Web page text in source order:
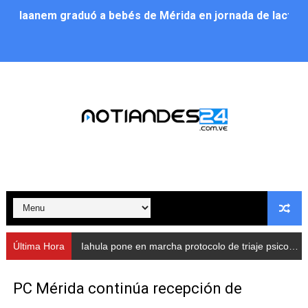
Iaanem graduó a bebés de Mérida en jornada de
Alcalde Nelson Álvarez llevó jornada recreativa a la
Nevado Gas optimiza servicio residencial en la
Balance semestral impulsa inclusión y atención a
Plan Vacacional Comunitario “Ríe 2026” recorre las
Alcaldía del Municipio Libertador realizó una jornada
Última Hora Iahula pone en marcha protocolo de triaje psicosocial para atender a rescatistas
PC Mérida continúa recepción de